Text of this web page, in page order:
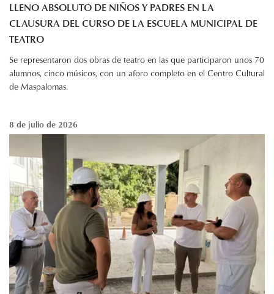
LLENO ABSOLUTO DE NIÑOS Y PADRES EN LA
CLAUSURA DEL CURSO DE LA ESCUELA MUNICIPAL DE
TEATRO
Se representaron dos obras de teatro en las que participaron unos 70
alumnos, cinco músicos, con un aforo completo en el Centro Cultural
de Maspalomas.
8 de julio de 2026